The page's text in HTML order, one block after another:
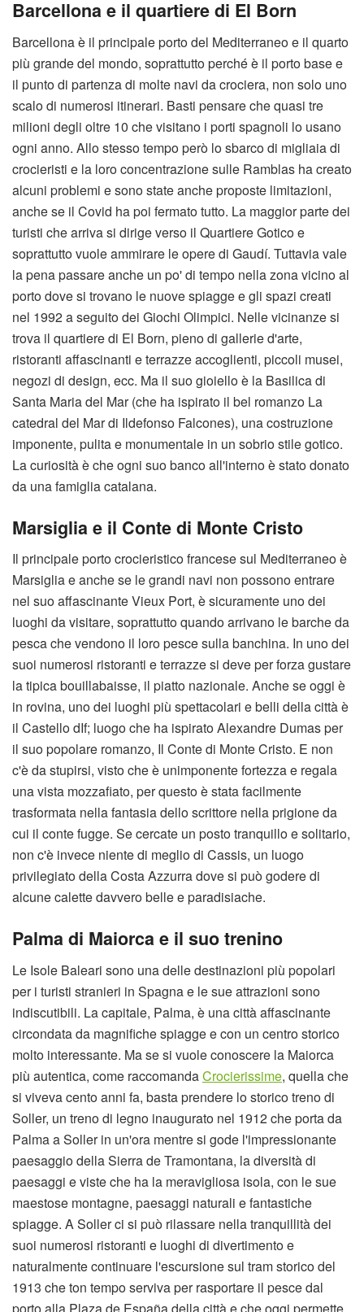
Barcellona e il quartiere di El Born
Barcellona è il principale porto del Mediterraneo e il quarto
più grande del mondo, soprattutto perché è il porto base e
il punto di partenza di molte navi da crociera, non solo uno
scalo di numerosi itinerari. Basti pensare che quasi tre
milioni degli oltre 10 che visitano i porti spagnoli lo usano
ogni anno. Allo stesso tempo però lo sbarco di migliaia di
crocieristi e la loro concentrazione sulle Ramblas ha creato
alcuni problemi e sono state anche proposte limitazioni,
anche se il Covid ha poi fermato tutto. La maggior parte dei
turisti che arriva si dirige verso il Quartiere Gotico e
soprattutto vuole ammirare le opere di Gaudí. Tuttavia vale
la pena passare anche un po' di tempo nella zona vicino al
porto dove si trovano le nuove spiagge e gli spazi creati
nel 1992 a seguito dei Giochi Olimpici. Nelle vicinanze si
trova il quartiere di El Born, pieno di gallerie d'arte,
ristoranti affascinanti e terrazze accoglienti, piccoli musei,
negozi di design, ecc. Ma il suo gioiello è la Basilica di
Santa Maria del Mar (che ha ispirato il bel romanzo La
catedral del Mar di Ildefonso Falcones), una costruzione
imponente, pulita e monumentale in un sobrio stile gotico.
La curiosità è che ogni suo banco all'interno è stato donato
da una famiglia catalana.
Marsiglia e il Conte di Monte Cristo
Il principale porto crocieristico francese sul Mediterraneo è
Marsiglia e anche se le grandi navi non possono entrare
nel suo affascinante Vieux Port, è sicuramente uno dei
luoghi da visitare, soprattutto quando arrivano le barche da
pesca che vendono il loro pesce sulla banchina. In uno dei
suoi numerosi ristoranti e terrazze si deve per forza gustare
la tipica bouillabaisse, il piatto nazionale. Anche se oggi è
in rovina, uno dei luoghi più spettacolari e belli della città è
il Castello dIf; luogo che ha ispirato Alexandre Dumas per
il suo popolare romanzo, Il Conte di Monte Cristo. E non
c'è da stupirsi, visto che è unimponente fortezza e regala
una vista mozzafiato, per questo è stata facilmente
trasformata nella fantasia dello scrittore nella prigione da
cui il conte fugge. Se cercate un posto tranquillo e solitario,
non c'è invece niente di meglio di Cassis, un luogo
privilegiato della Costa Azzurra dove si può godere di
alcune calette davvero belle e paradisiache.
Palma di Maiorca e il suo trenino
Le Isole Baleari sono una delle destinazioni più popolari
per i turisti stranieri in Spagna e le sue attrazioni sono
indiscutibili. La capitale, Palma, è una città affascinante
circondata da magnifiche spiagge e con un centro storico
molto interessante. Ma se si vuole conoscere la Maiorca
più autentica, come raccomandaCrocierissime, quella che
si viveva cento anni fa, basta prendere lo storico treno di
Soller, un treno di legno inaugurato nel 1912 che porta da
Palma a Soller in un'ora mentre si gode l'impressionante
paesaggio della Sierra de Tramontana, la diversità di
paesaggi e viste che ha la meravigliosa isola, con le sue
maestose montagne, paesaggi naturali e fantastiche
spiagge. A Soller ci si può rilassare nella tranquillità dei
suoi numerosi ristoranti e luoghi di divertimento e
naturalmente continuare l'escursione sul tram storico del
1913 che ton tempo serviva per rasportare il pesce dal
porto alla Plaza de España della città e che oggi permette